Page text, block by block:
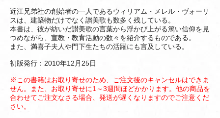
近江兄弟社の創始者の一人であるウィリアム・メレル・ヴォーリ
スは、建築物だけでなく讃美歌も数多く残している。
本書は、彼が紡いだ讃美歌の言葉から浮かび上がる篤い信仰を見
つめながら、宣教・教育活動の数々を紹介するものである。
また、満喜子夫人や門下生たちの活躍にも言及している。
初版発行：2010年12月25日
※この書籍はお取り寄せのため、ご注文後のキャンセルはできま
せん。また、お取り寄せに1～3週間ほどかかります。他の商品を
合わせてご注文なさる場合、発送が遅くなりますのでご注意くだ
さい。